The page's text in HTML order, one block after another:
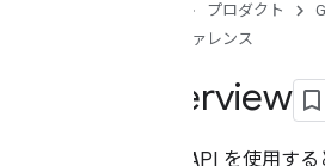
プロダクト
リファレンス
Overview
Pollen API を使用す